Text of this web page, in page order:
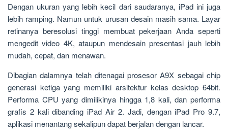
Dengan ukuran yang lebih kecil dari saudaranya, iPad ini juga
lebih ramping. Namun untuk urusan desain masih sama. Layar
retinanya beresolusi tinggi membuat pekerjaan Anda seperti
mengedit video 4K, ataupun mendesain presentasi jauh lebih
mudah, cepat, dan menawan.
Dibagian dalamnya telah ditenagai prosesor A9X sebagai chip
generasi ketiga yang memiliki arsitektur kelas desktop 64bit.
Performa CPU yang dimilikinya hingga 1,8 kali, dan performa
grafis 2 kali dibanding iPad Air 2. Jadi, dengan iPad Pro 9.7,
aplikasi menantang sekalipun dapat berjalan dengan lancar.